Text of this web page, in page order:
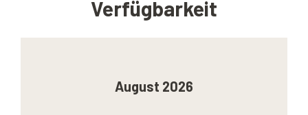
Verfügbarkeit
August 2026